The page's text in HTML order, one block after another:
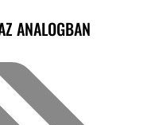
ANALOGBAN